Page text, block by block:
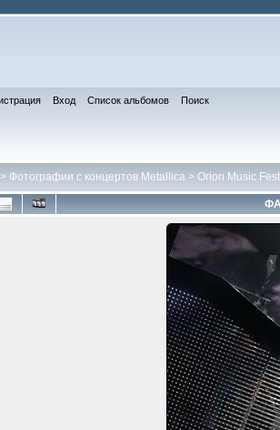
Вход Список альбомов Поиск
> Фотографии с концертов Metallica > Orion Music